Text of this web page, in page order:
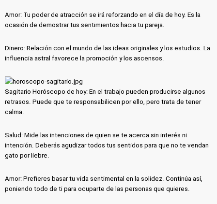
Amor: Tu poder de atracción se irá reforzando en el día de hoy. Es la
ocasión de demostrar tus sentimientos hacia tu pareja.
Dinero: Relación con el mundo de las ideas originales y los estudios. La
influencia astral favorece la promoción y los ascensos.
Sagitario Horóscopo de hoy: En el trabajo pueden producirse algunos
retrasos. Puede que te responsabilicen por ello, pero trata de tener
calma.
Salud: Mide las intenciones de quien se te acerca sin interés ni
intención. Deberás agudizar todos tus sentidos para que no te vendan
gato por liebre.
Amor: Prefieres basar tu vida sentimental en la solidez. Continúa así,
poniendo todo de ti para ocuparte de las personas que quieres.